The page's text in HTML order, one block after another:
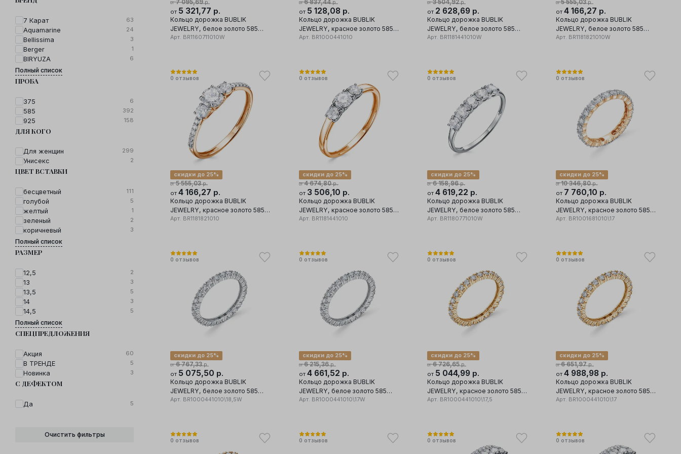
7 Карат 63
Aquamarine 24
Bellissima 3
Berger 1
BIRYUZA 6
Полный список
ПРОБА
375 6
585 392
925 158
ДЛЯ КОГО
Для женщин 299
Унисекс 2
ЦВЕТ ВСТАВКИ
бесцветный 111
голубой 5
желтый 1
зеленый 2
коричневый 3
Полный список
РАЗМЕР
12,5 2
13 3
13,5 5
14 3
14,5 5
Полный список
СПЕЦПРЕДЛОЖЕНИЯ
Акция 60
В ТРЕНДЕ 5
Новинка 3
С ДЕФЕКТОМ
Да 5
Очистить фильтры
от7 095,69р.
от 5 321,77 р.
Кольцо дорожка BUBLIK
JEWELRY, белое золото 585
проба, вставка бриллиант
Арт. BR1160711010W
от6 837,44р.
от 5 128,08 р.
Кольцо дорожка BUBLIK
JEWELRY, красное золото 585
проба, вставка бриллиант
Арт. BR1000441010
от3 504,92р.
от 2 628,69 р.
Кольцо дорожка BUBLIK
JEWELRY, белое золото 585
проба, вставка бриллиант
Арт. BR1181441010W
от5 555,03р.
от 4 166,27 р.
Кольцо дорожка BUBLIK
JEWELRY, белое золото 585
проба, вставка бриллиант
Арт. BR1181821010W
0 отзывов
от5 555,03р.
скидки до 25%
от 4 166,27 р.
Кольцо дорожка BUBLIK
JEWELRY, красное золото 585
проба, вставка бриллиант
Арт. BR1181821010
0 отзывов
от4 674,80р.
скидки до 25%
от 3 506,10 р.
Кольцо дорожка BUBLIK
JEWELRY, красное золото 585
проба, вставка бриллиант
Арт. BR1181441010
0 отзывов
от6 158,96р.
скидки до 25%
от 4 619,22 р.
Кольцо дорожка BUBLIK
JEWELRY, белое золото 585
проба, вставка бриллиант
Арт. BR1180771010W
0 отзывов
от10 346,80р.
скидки до 25%
от 7 760,10 р.
Кольцо дорожка BUBLIK
JEWELRY, красное золото 585
проба, вставка бриллиант
Арт. BR1001681010\17
0 отзывов
от6 767,33р.
скидки до 25%
от 5 075,50 р.
Кольцо дорожка BUBLIK
JEWELRY, белое золото 585
проба, вставка бриллиант
Арт. BR1000441010\18,5W
0 отзывов
от6 215,36р.
скидки до 25%
от 4 661,52 р.
Кольцо дорожка BUBLIK
JEWELRY, белое золото 585
проба, вставка бриллиант
Арт. BR1000441010\17W
0 отзывов
от6 726,65р.
скидки до 25%
от 5 044,99 р.
Кольцо дорожка BUBLIK
JEWELRY, красное золото 585
проба, вставка бриллиант
Арт. BR1000441010\17,5
0 отзывов
от6 651,97р.
скидки до 25%
от 4 988,98 р.
Кольцо дорожка BUBLIK
JEWELRY, красное золото 585
проба, вставка бриллиант
Арт. BR1000441010\17
0 отзывов 0 отзывов 0 отзывов 0 отзывов